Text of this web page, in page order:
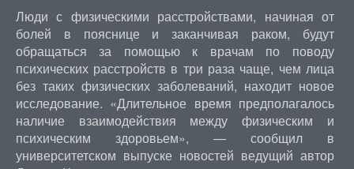
Люди с физическими расстройствами, начиная от
болей в пояснице и заканчивая раком, будут
обращаться за помощью к врачам по поводу
психических расстройств в три раза чаще, чем лица
без таких физических заболеваний, находит новое
исследование. «Длительное время предполагалось
наличие взаимодействия между физическим и
психическим здоровьем», — сообщил в
университетском выпуске новостей ведущий автор